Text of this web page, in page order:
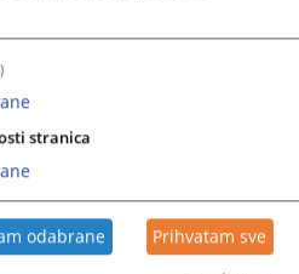
upisa u registar poslovnih
za zastupanje, promjene
jedinica Poljoprivredne
LICA OVLAŠTENOG ZA
stranica
odabrane Prihvatam sve